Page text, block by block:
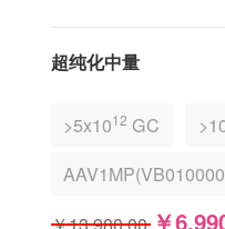
超纯化中量
>5x1012 GC
￥13,980.00 ￥